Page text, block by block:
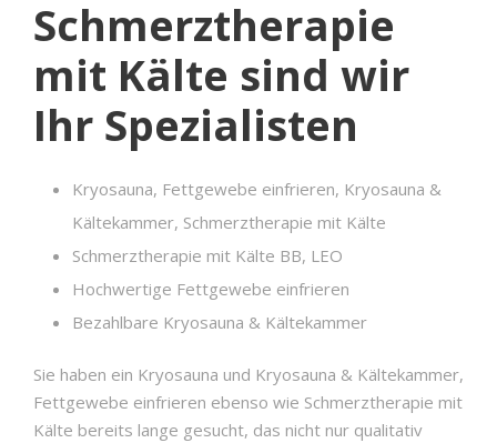
Schmerztherapie
mit Kälte sind wir
Ihr Spezialisten
Kryosauna, Fettgewebe einfrieren, Kryosauna &
Kältekammer, Schmerztherapie mit Kälte
Schmerztherapie mit Kälte BB, LEO
Hochwertige Fettgewebe einfrieren
Bezahlbare Kryosauna & Kältekammer
Sie haben ein Kryosauna und Kryosauna & Kältekammer,
Fettgewebe einfrieren ebenso wie Schmerztherapie mit
Kälte bereits lange gesucht, das nicht nur qualitativ